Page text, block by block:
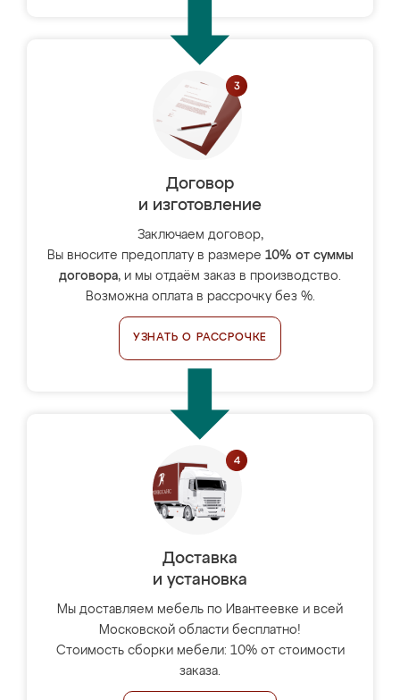
Договор
и изготовление
Заключаем договор,
Вы вносите предоплату в размере 10% от суммы
договора, и мы отдаём заказ в производство.
Возможна оплата в рассрочку без %.
УЗНАТЬ О РАССРОЧКЕ
Доставка
и установка
Мы доставляем мебель по Ивантеевке и всей
Московской области бесплатно!
Стоимость сборки мебели: 10% от стоимости
заказа.